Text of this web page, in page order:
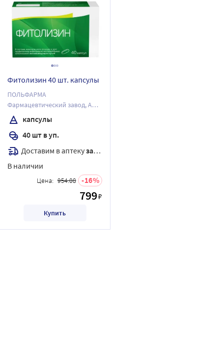
Фитолизин 40 шт. капсулы
ПОЛЬФАРМА
Фармацевтический завод, АО
Отдел Медана в Серадзе
капсулы
40 шт в уп.
Доставим в аптекузавтра
В наличии
Цена: 954.08 16
799₽
Купить